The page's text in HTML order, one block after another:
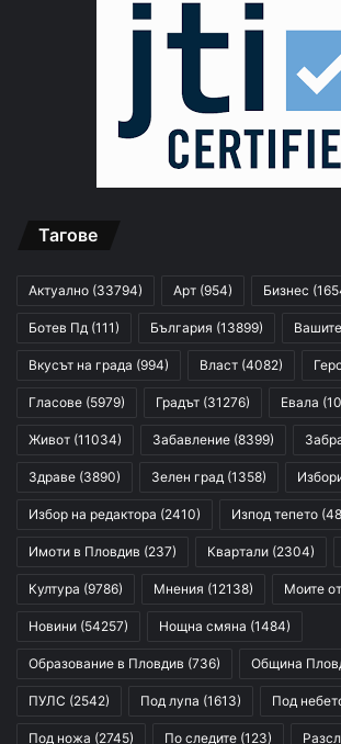
Тагове
Актуално (33794) Арт (954) Бизнес
Ботев Пд (111) България (13899)
Вкусът на града (994) Власт (4082)
Гласове (5979) Градът (31276) Евала
Живот (11034) Забавление (8399)
Здраве (3890) Зелен град (1358)
Избор на редактора (2410) Изпод тепето
Имоти в Пловдив (237) Квартали (2304)
Култура (9786) Мнения (12138) Моите
Новини (54257) Нощна смяна (1484)
Образование в Пловдив (736) Община
ПУЛС (2542) Под лупа (1613) Под
Под ножа (2745) По следите (123)